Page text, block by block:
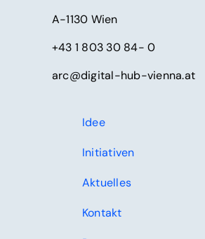
A-1130 Wien
+43 1 803 30 84- 0
arc@digital-hub-vienna.at
Idee
Initiativen
Aktuelles
Kontakt